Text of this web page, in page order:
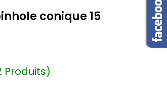
conique 15
Produits)